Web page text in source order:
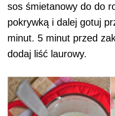
sos śmietanowy do do
pokrywką i dalej gotuj
minut. 5 minut przed
dodaj liść laurowy.